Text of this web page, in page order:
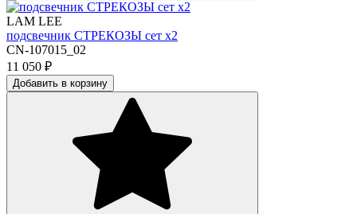
LAM LEE
подсвечник СТРЕКОЗЫ сет х2
CN-107015_02
11 050 ₽
Добавить в корзину